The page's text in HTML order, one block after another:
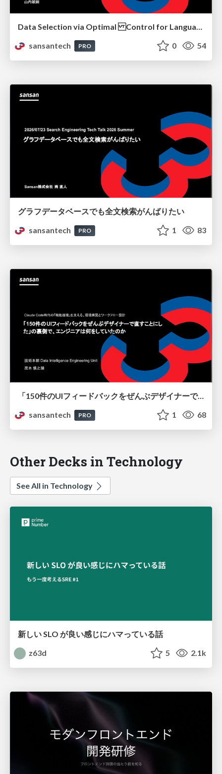
sansantech
PRO 0 54
グラフデータベースでも全文検索がんばりたい
sansantech
PRO 1 83
「150件のUIフィードバックをぜんぶデザイナーで直すことにした」の裏側で、エンジニアは何をしていたのか
sansantech
PRO 1 68
Other Decks in Technology
See All in Technology
新しい SLO が良い感じにハマっている話
z63d
5 2.1k